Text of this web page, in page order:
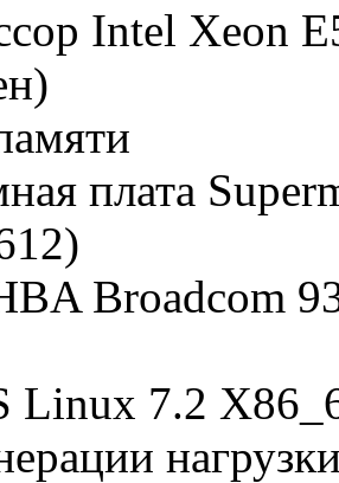
Intel Xeon
плата
Broadcom
Linux 7.2